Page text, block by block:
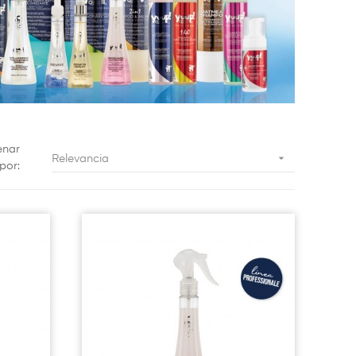
por:
Relevancia 